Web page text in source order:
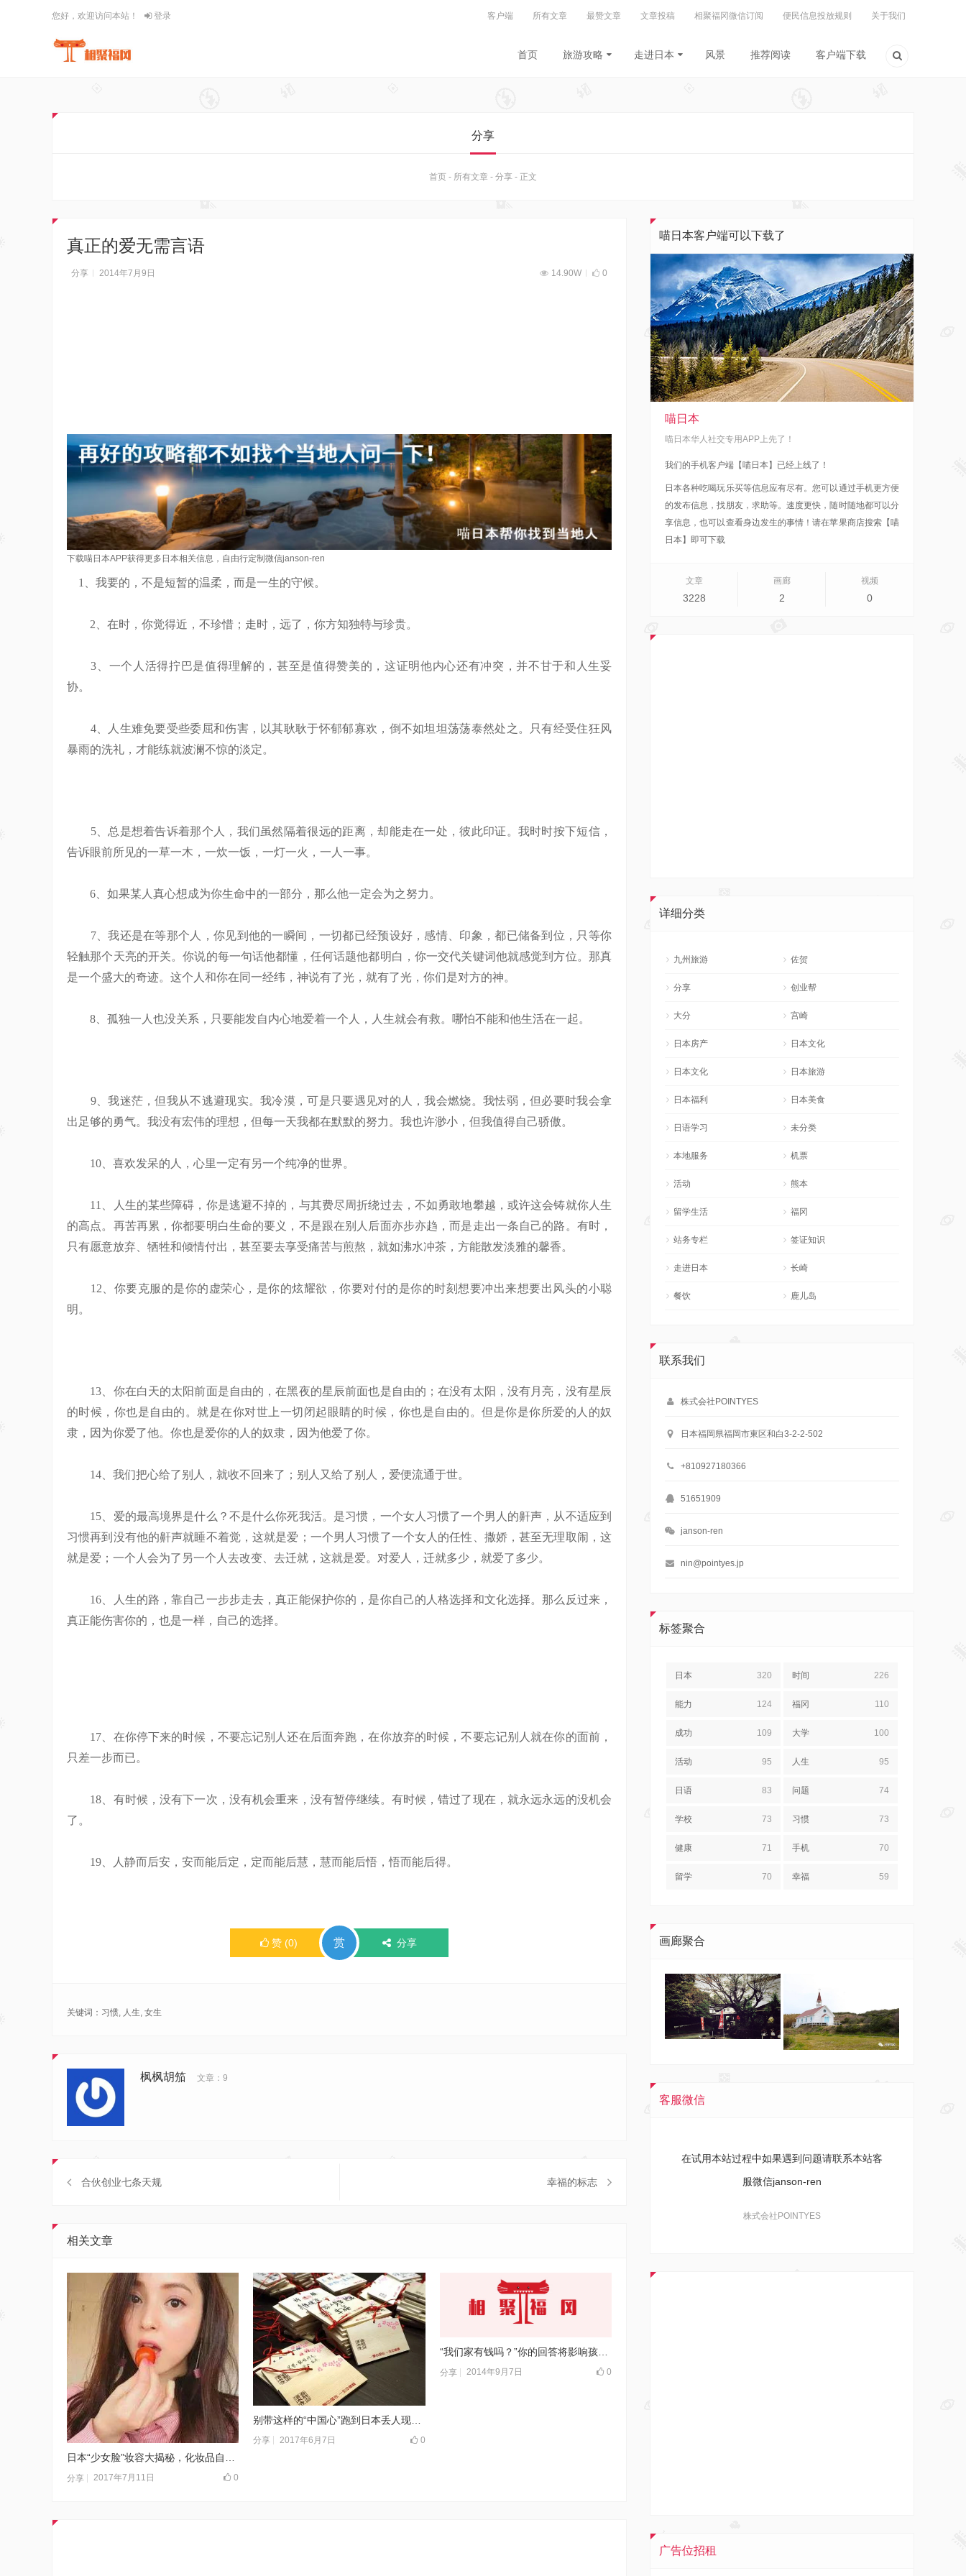
您好，欢迎访问本站！ 登录 客户端 所有文章 最赞文章 文章投稿 相聚福冈微信订阅 便民信息投放规则 关于我们
首页 旅游攻略 走进日本 风景 推荐阅读 客户端下载
分享
首页 - 所有文章 - 分享 - 正文
真正的爱无需言语
分享 2014年7月9日 14.90W 0
下载喵日本APP获得更多日本相关信息，自由行定制微信janson-ren
1、我要的，不是短暂的温柔，而是一生的守候。
2、在时，你觉得近，不珍惜；走时，远了，你方知独特与珍贵。
3、一个人活得拧巴是值得理解的，甚至是值得赞美的，这证明他内心还有冲突，并不甘于和人生妥
协。
4、人生难免要受些委屈和伤害，以其耿耿于怀郁郁寡欢，倒不如坦坦荡荡泰然处之。只有经受住狂风
暴雨的洗礼，才能练就波澜不惊的淡定。
5、总是想着告诉着那个人，我们虽然隔着很远的距离，却能走在一处，彼此印证。我时时按下短信，
告诉眼前所见的一草一木，一炊一饭，一灯一火，一人一事。
6、如果某人真心想成为你生命中的一部分，那么他一定会为之努力。
7、我还是在等那个人，你见到他的一瞬间，一切都已经预设好，感情、印象，都已储备到位，只等你
轻触那个天亮的开关。你说的每一句话他都懂，任何话题他都明白，你一交代关键词他就感觉到方位。那真
是一个盛大的奇迹。这个人和你在同一经纬，神说有了光，就有了光，你们是对方的神。
8、孤独一人也没关系，只要能发自内心地爱着一个人，人生就会有救。哪怕不能和他生活在一起。
9、我迷茫，但我从不逃避现实。我冷漠，可是只要遇见对的人，我会燃烧。我怯弱，但必要时我会拿
出足够的勇气。我没有宏伟的理想，但每一天我都在默默的努力。我也许渺小，但我值得自己骄傲。
10、喜欢发呆的人，心里一定有另一个纯净的世界。
11、人生的某些障碍，你是逃避不掉的，与其费尽周折绕过去，不如勇敢地攀越，或许这会铸就你人生
的高点。再苦再累，你都要明白生命的要义，不是跟在别人后面亦步亦趋，而是走出一条自己的路。有时，
只有愿意放弃、牺牲和倾情付出，甚至要去享受痛苦与煎熬，就如沸水冲茶，方能散发淡雅的馨香。
12、你要克服的是你的虚荣心，是你的炫耀欲，你要对付的是你的时刻想要冲出来想要出风头的小聪
明。
13、你在白天的太阳前面是自由的，在黑夜的星辰前面也是自由的；在没有太阳，没有月亮，没有星辰
的时候，你也是自由的。就是在你对世上一切闭起眼睛的时候，你也是自由的。但是你是你所爱的人的奴
隶，因为你爱了他。你也是爱你的人的奴隶，因为他爱了你。
14、我们把心给了别人，就收不回来了；别人又给了别人，爱便流通于世。
15、爱的最高境界是什么？不是什么你死我活。是习惯，一个女人习惯了一个男人的鼾声，从不适应到
习惯再到没有他的鼾声就睡不着觉，这就是爱；一个男人习惯了一个女人的任性、撒娇，甚至无理取闹，这
就是爱；一个人会为了另一个人去改变、去迁就，这就是爱。对爱人，迁就多少，就爱了多少。
16、人生的路，靠自己一步步走去，真正能保护你的，是你自己的人格选择和文化选择。那么反过来，
真正能伤害你的，也是一样，自己的选择。
17、在你停下来的时候，不要忘记别人还在后面奔跑，在你放弃的时候，不要忘记别人就在你的面前，
只差一步而已。
18、有时候，没有下一次，没有机会重来，没有暂停继续。有时候，错过了现在，就永远永远的没机会
了。
19、人静而后安，安而能后定，定而能后慧，慧而能后悟，悟而能后得。
赞 (0) 赏 分享
关键词： 习惯, 人生, 女生
枫枫胡笳 文章：9
合伙创业七条天规 幸福的标志
相关文章
分享 2017年7月11日 0
分享 2017年6月7日 0
“我们家有钱吗？”你的回答将影响孩子一生
分享 2014年9月7日 0
喵日本客户端可以下载了
喵日本
喵日本华人社交专用APP上先了！
我们的手机客户端【喵日本】已经上线了！
日本各种吃喝玩乐买等信息应有尽有。您可以通过手机更方便
的发布信息，找朋友，求助等。速度更快，随时随地都可以分
享信息，也可以查看身边发生的事情！请在苹果商店搜索【喵
日本】即可下载
文章
3228
画廊
2
视频
0
详细分类
九州旅游 佐贺
分享 创业帮
大分 宫崎
日本房产 日本文化
日本文化 日本旅游
日本福利 日本美食
日语学习 未分类
本地服务 机票
活动 熊本
留学生活 福冈
站务专栏 签证知识
走进日本 长崎
餐饮 鹿儿岛
联系我们
株式会社POINTYES
日本福岡県福岡市東区和白3-2-2-502
+810927180366
51651909
janson-ren
nin@pointyes.jp
标签聚合
日本 320 时间 226
能力 124 福冈 110
成功 109 大学 100
活动 95 人生 95
日语 83 问题 74
学校 73 习惯 73
健康 71 手机 70
留学 70 幸福 59
画廊聚合
客服微信
在试用本站过程中如果遇到问题请联系本站客
服微信janson-ren
株式会社POINTYES
广告位招租